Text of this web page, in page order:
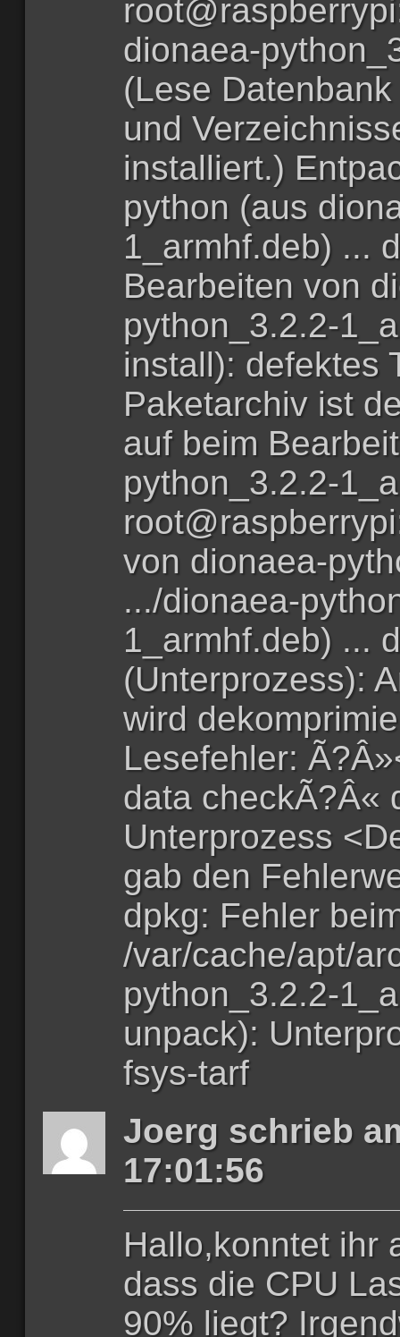
dionaea-
(Lese
und
installiert.)
python (aus
1_armhf.deb) ...
Bearbeiten von
python_3.2.2-
install): defektes
Paketarchiv ist
auf beim
python_3.2.2-
von dionaea-
.../dionaea-
1_armhf.deb) ...
(Unterprozess):
wird
Lesefehler:
data checkÃ?Â«
Unterprozess
gab den
dpkg: Fehler
/var/cache/apt/
python_3.2.2-
unpack):
fsys-tarf
Joerg schrieb
17:01:56
Hallo,konntet ihr
dass die CPU
90% liegt?